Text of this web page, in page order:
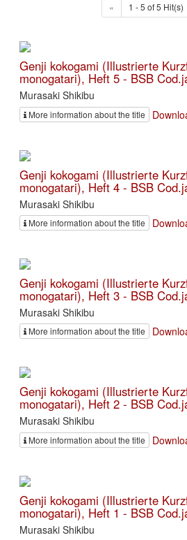
« 1 - 5 of 5 Hit(s)
Genji kokogami (Illustrierte
monogatari), Heft 5 - BSB
Murasaki Shikibu
More information about the title
Genji kokogami (Illustrierte
monogatari), Heft 4 - BSB
Murasaki Shikibu
More information about the title
Genji kokogami (Illustrierte
monogatari), Heft 3 - BSB
Murasaki Shikibu
More information about the title
Genji kokogami (Illustrierte
monogatari), Heft 2 - BSB
Murasaki Shikibu
More information about the title
Genji kokogami (Illustrierte
monogatari), Heft 1 - BSB
Murasaki Shikibu